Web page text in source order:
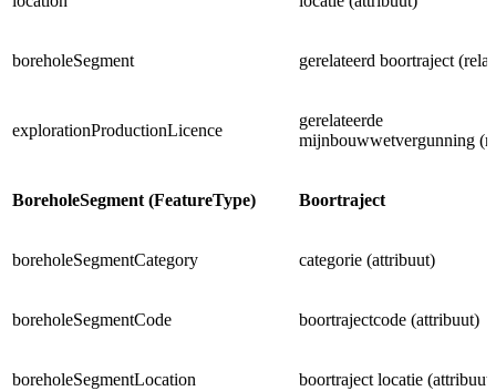
boreholeSegment gerelateerd boortraject
explorationProductionLicence
gerelateerde
mijnbouwwetvergunning
BoreholeSegment (FeatureType) Boortraject
boreholeSegmentCategory categorie (attribuut)
boreholeSegmentCode boortrajectcode (attribuut)
boreholeSegmentLocation boortraject locatie (attribuut)